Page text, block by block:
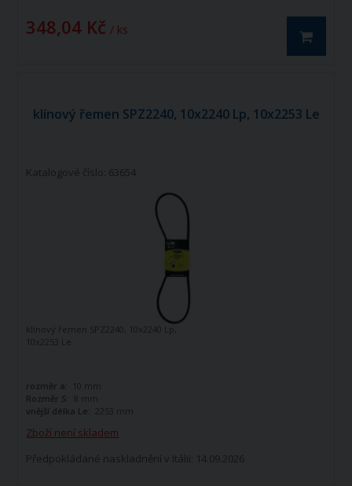
348,04 Kč / ks
klínový řemen SPZ2240, 10x2240 Lp, 10x2253 Le
Katalogové číslo: 63654
Zboží není skladem
Předpokládané naskladnění v Itálii: 14.09.2026
klínový řemen SPZ2240, 10x2240 Lp,
10x2253 Le
rozměr a:
10 mm
Rozměr S:
8 mm
vnější délka Le:
2253 mm